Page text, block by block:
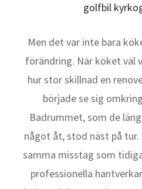
golfbil
Men det var inte bara
förändring. När köket väl
hur stor skillnad en
började se sig
Badrummet, som de
något åt, stod näst på
samma misstag som
professionella